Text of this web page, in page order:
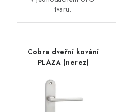
tvaru.
Cobra dveřní kování
PLAZA (nerez)